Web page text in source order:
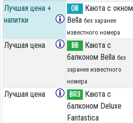
Лучшая цена +
напитки
OB
Каюта с окном
Bella без заранее
известного номера
Лучшая цена BB
Каюта с
балконом Bella без
заранее известного
номера
Лучшая цена BR3
Каюта с
балконом Deluxe
Fantastica